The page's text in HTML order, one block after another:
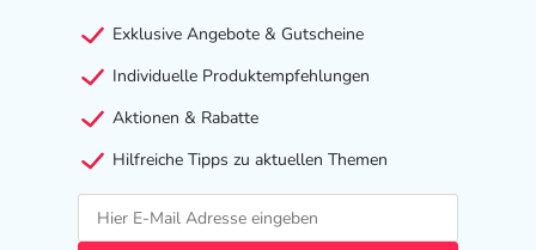
MIKROKRISTALLINE CELLULOSE. PALMITINSÄURE.
STEARINSÄURE. 10-HYDROXYDECENOIC ACID. BHT.
SOJA (SOJABOHNEN) ÖL(GLYCINE
PARAFFIN. NATRIUMACETAT. TOCOPHEROL.
Adresse des Anbieters/Herstellers
Exklusive Angebote & Gutscheine
Individuelle Produktempfehlungen
Aktionen & Rabatte
Hilfreiche Tipps zu aktuellen Themen